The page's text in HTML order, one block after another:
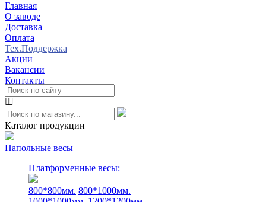
Главная
О заводе
Доставка
Оплата
Тех.Поддержка
Акции
Вакансии
Контакты
Каталог продукции
Напольные весы
Платформенные весы:
800*800мм. 800*1000мм.